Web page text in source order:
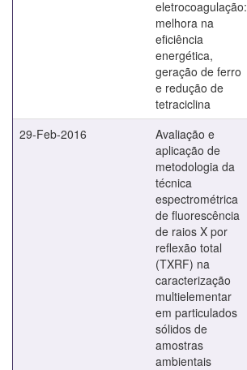
eletrocoagulação:
melhora na
eficiência
energética,
geração de ferro
e redução de
tetraciclina
29-Feb-2016
Avaliação e
aplicação de
metodologia da
técnica
espectrométrica
de fluorescência
de raios X por
reflexão total
(TXRF) na
caracterização
multielementar
em particulados
sólidos de
amostras
ambientais